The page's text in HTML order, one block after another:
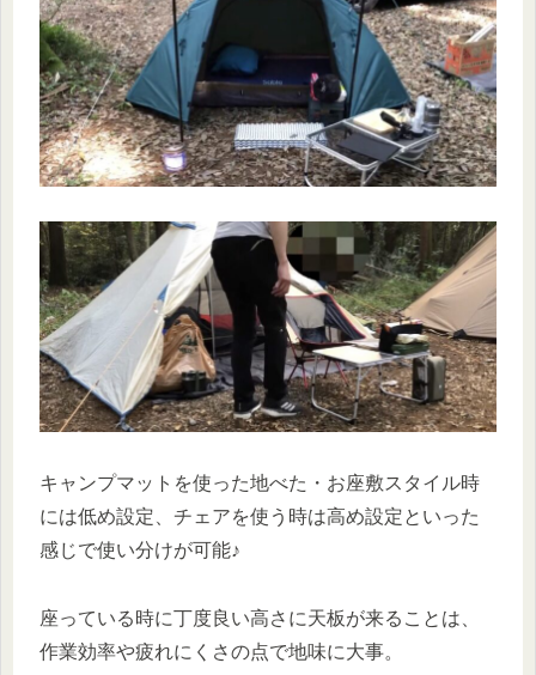
キャンプマットを使った地べた・お座敷スタイル時
には低め設定、チェアを使う時は高め設定といった
感じで使い分けが可能♪
座っている時に丁度良い高さに天板が来ることは、
作業効率や疲れにくさの点で地味に大事。